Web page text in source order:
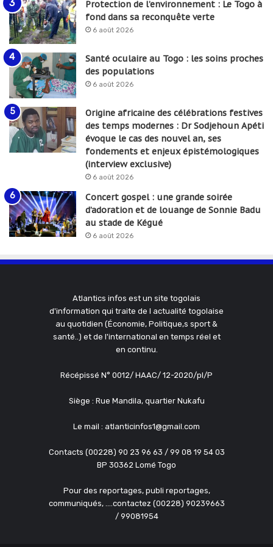
Protection de l’environnement : Le Togo à
fond dans sa reconquête verte
6 août 2026
Santé oculaire au Togo : les soins proches
des populations
6 août 2026
Origine africaine des célébrations festives
des temps modernes : Dr Sodjehoun Apéti
évoque le cas des nouvel an, ses
fondements et enjeux épistémologiques
(interview exclusive)
6 août 2026
Concert gospel : une grande soirée
d’adoration et de louange de Sonnie Badu
au stade de Kégué
6 août 2026
Atlantics infos est un site togolais
d'information qui traite de l actualité togolaise
au quotidien (Économie, Politique,s sport &
santé..) et de l'international en temps réel et
en continu.
Récépissé N° 0012/ HAAC/ 12-2020/pl/P
Siège : Rue Mandila, quartier Nukafu
Le mail : atlanticinfos1@gmail.com
Contacts (00228) 90 23 96 63 / 99 08 19 54 03
BP 30362 Lomé Togo
Pour des reportages, publi reportages,
communiqués, ....contactez (00228) 90239663
/ 99081954